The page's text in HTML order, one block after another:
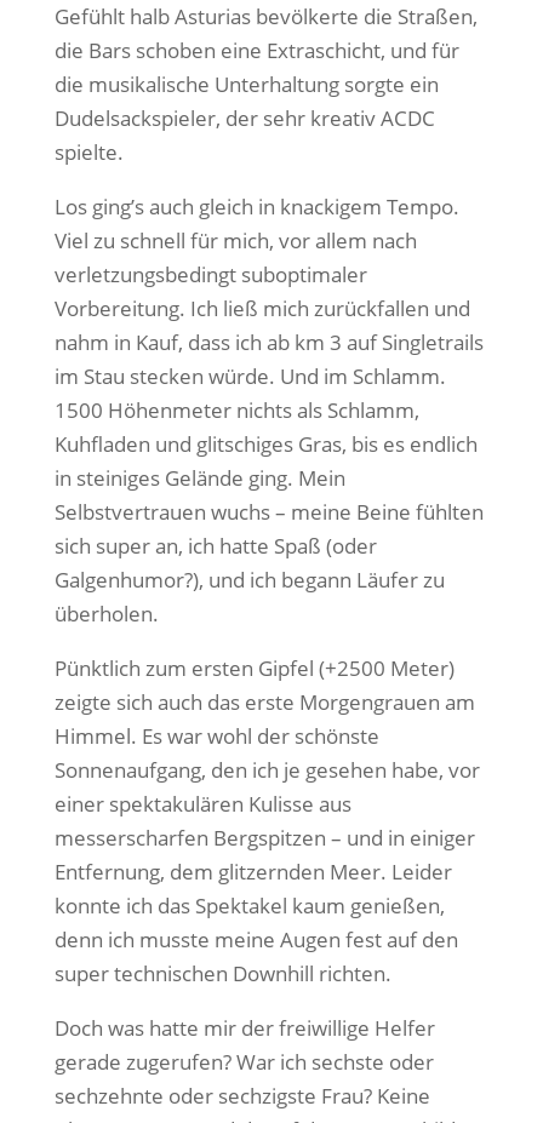
Gefühlt halb Asturias bevölkerte die Straßen,
die Bars schoben eine Extraschicht, und für
die musikalische Unterhaltung sorgte ein
Dudelsackspieler, der sehr kreativ ACDC
spielte.
Los ging’s auch gleich in knackigem Tempo.
Viel zu schnell für mich, vor allem nach
verletzungsbedingt suboptimaler
Vorbereitung. Ich ließ mich zurückfallen und
nahm in Kauf, dass ich ab km 3 auf Singletrails
im Stau stecken würde. Und im Schlamm.
1500 Höhenmeter nichts als Schlamm,
Kuhfladen und glitschiges Gras, bis es endlich
in steiniges Gelände ging. Mein
Selbstvertrauen wuchs – meine Beine fühlten
sich super an, ich hatte Spaß (oder
Galgenhumor?), und ich begann Läufer zu
überholen.
Pünktlich zum ersten Gipfel (+2500 Meter)
zeigte sich auch das erste Morgengrauen am
Himmel. Es war wohl der schönste
Sonnenaufgang, den ich je gesehen habe, vor
einer spektakulären Kulisse aus
messerscharfen Bergspitzen – und in einiger
Entfernung, dem glitzernden Meer. Leider
konnte ich das Spektakel kaum genießen,
denn ich musste meine Augen fest auf den
super technischen Downhill richten.
Doch was hatte mir der freiwillige Helfer
gerade zugerufen? War ich sechste oder
sechzehnte oder sechzigste Frau? Keine